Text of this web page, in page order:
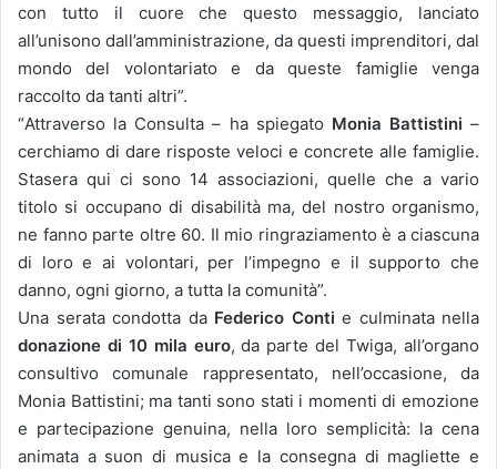
con tutto il cuore che questo messaggio, lanciato
all’unisono dall’amministrazione, da questi imprenditori, dal
mondo del volontariato e da queste famiglie venga
raccolto da tanti altri”.
“Attraverso la Consulta – ha spiegato Monia Battistini –
cerchiamo di dare risposte veloci e concrete alle famiglie.
Stasera qui ci sono 14 associazioni, quelle che a vario
titolo si occupano di disabilità ma, del nostro organismo,
ne fanno parte oltre 60. Il mio ringraziamento è a ciascuna
di loro e ai volontari, per l’impegno e il supporto che
danno, ogni giorno, a tutta la comunità”.
Una serata condotta da Federico Conti e culminata nella
donazione di 10 mila euro, da parte del Twiga, all’organo
consultivo comunale rappresentato, nell’occasione, da
Monia Battistini; ma tanti sono stati i momenti di emozione
e partecipazione genuina, nella loro semplicità: la cena
animata a suon di musica e la consegna di magliette e